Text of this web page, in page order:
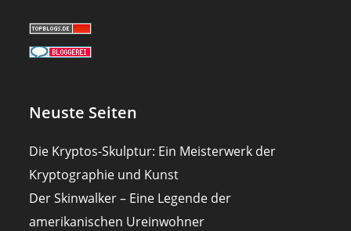
Neuste Seiten
Die Kryptos-Skulptur: Ein Meisterwerk der
Kryptographie und Kunst
Der Skinwalker – Eine Legende der
amerikanischen Ureinwohner